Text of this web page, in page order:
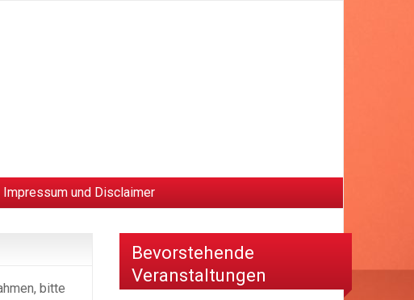
Impressum und Disclaimer
bitte
Bevorstehende
Veranstaltungen